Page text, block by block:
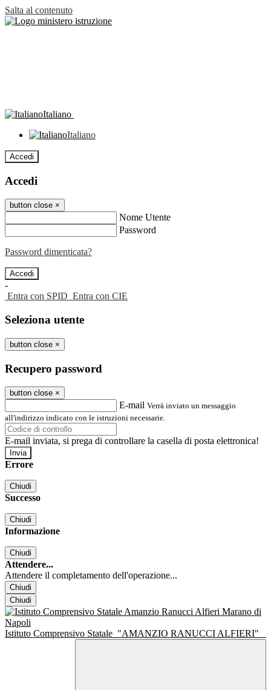
Salta al contenuto
Italiano
Italiano
Accedi
Accedi
button close ×
Nome Utente
Password
Password dimenticata?
-
Entra con SPID Entra con CIE
Seleziona utente
button close ×
Recupero password
button close ×
E-mail Verrà inviato un messaggio
all'indirizzo indicato con le istruzioni necessarie.
E-mail inviata, si prega di controllare la casella di posta elettronica!
Errore
Chiudi
Successo
Chiudi
Informazione
Chiudi
Attendere...
Attendere il completamento dell'operazione...
Chiudi
Chiudi
Istituto Comprensivo Statale "AMANZIO RANUCCI ALFIERI"